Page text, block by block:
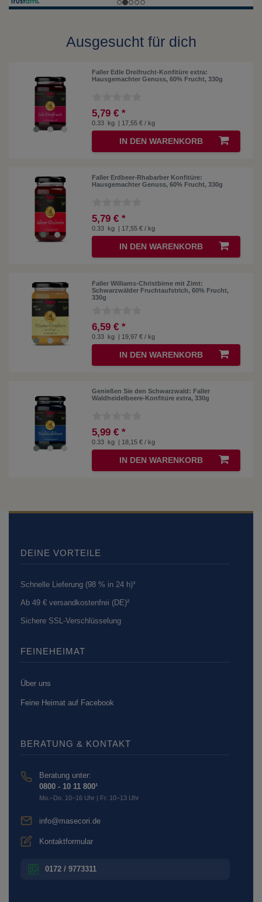
Ausgesucht für dich
Faller Edle Dreifrucht-Konfitüre extra:
Hausgemachter Genuss, 60% Frucht, 330g
5,79 € *
0.33 kg | 17,55 € / kg
IN DEN WARENKORB
Faller Erdbeer-Rhabarber Konfitüre:
Hausgemachter Genuss, 60% Frucht, 330g
5,79 € *
0.33 kg | 17,55 € / kg
IN DEN WARENKORB
Faller Williams-Christbirne mit Zimt:
Schwarzwälder Fruchtaufstrich, 60% Frucht,
330g
6,59 € *
0.33 kg | 19,97 € / kg
IN DEN WARENKORB
Genießen Sie den Schwarzwald: Faller
Waldheidelbeere-Konfitüre extra, 330g
5,99 € *
0.33 kg | 18,15 € / kg
IN DEN WARENKORB
DEINE VORTEILE
Schnelle Lieferung (98 % in 24 h)³
Ab 49 € versandkostenfrei (DE)²
Sichere SSL-Verschlüsselung
FEINEHEIMAT
Über uns
Feine Heimat auf Facebook
BERATUNG & KONTAKT
Beratung unter:
0800 - 10 11 800¹
Mo.–Do. 10–16 Uhr | Fr. 10–13 Uhr
info@masecori.de
Kontaktformular
0172 / 9773311